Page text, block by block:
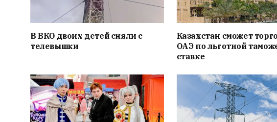
В ВКО двоих детей сняли с
телевышки
Казахстан сможет
ОАЭ по льготной
ставке